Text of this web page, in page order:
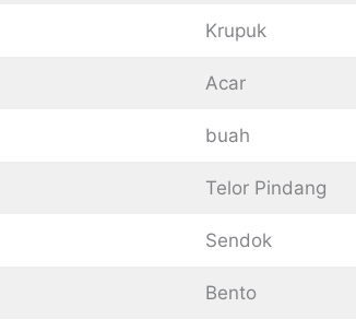
Krupuk
Acar
buah
Telor Pindang
Sendok
Bento